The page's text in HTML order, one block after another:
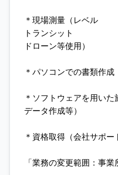
＊現場測量（レベル
トランシット
ドローン等使用）
＊パソコンでの書類作成
＊ソフトウェアを用い
データ作成等）
＊資格取得（会社サポー
「業務の変更範囲：事業